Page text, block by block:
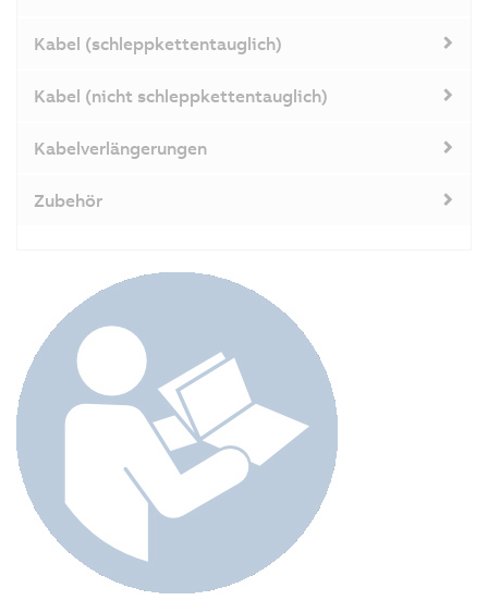
Kabel (schleppkettentauglich)
Kabel (nicht schleppkettentauglich)
Kabelverlängerungen
Zubehör